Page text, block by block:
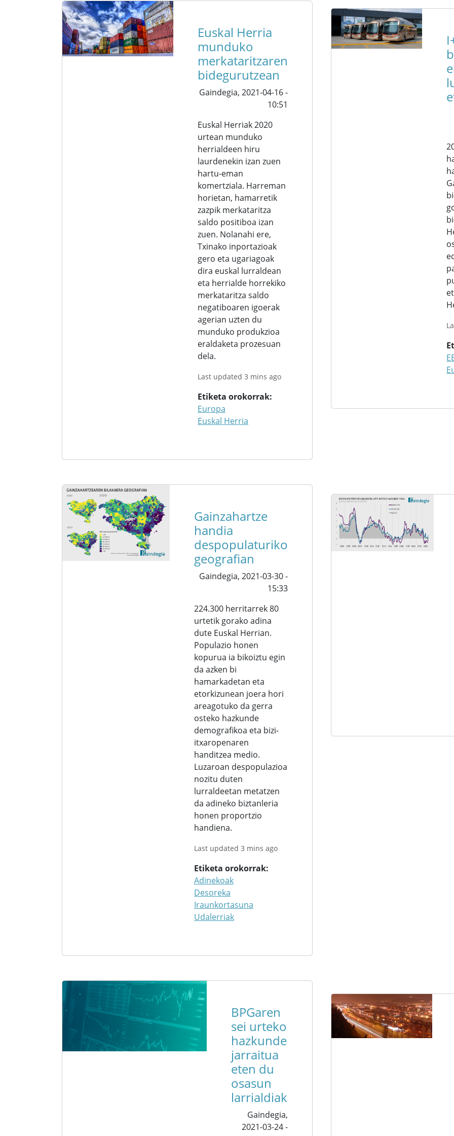
Euskal Herria
munduko
merkataritzaren
bidegurutzean
Gaindegia, 2021-04-16 -
10:51
Euskal Herriak 2020
urtean munduko
herrialdeen hiru
laurdenekin izan zuen
hartu-eman
komertziala. Harreman
horietan, hamarretik
zazpik merkataritza
saldo positiboa izan
zuen. Nolanahi ere,
Txinako inportazioak
gero eta ugariagoak
dira euskal lurraldean
eta herrialde horrekiko
merkataritza saldo
negatiboaren igoerak
agerian uzten du
munduko produkzioa
eraldaketa prozesuan
dela.
Last updated 3 mins ago
Etiketa orokorrak
Europa
Euskal Herria
Gainzahartze
handia
despopulaturiko
geografian
Gaindegia, 2021-03-30 -
15:33
224.300 herritarrek 80
urtetik gorako adina
dute Euskal Herrian.
Populazio honen
kopurua ia bikoiztu egin
da azken bi
hamarkadetan eta
etorkizunean joera hori
areagotuko da gerra
osteko hazkunde
demografikoa eta bizi-
itxaropenaren
handitzea medio.
Luzaroan despopulazioa
nozitu duten
lurraldeetan metatzen
da adineko biztanleria
honen proportzio
handiena.
Last updated 3 mins ago
Etiketa orokorrak
Adinekoak
Desoreka
Iraunkortasuna
Udalerriak
BPGaren
sei urteko
hazkunde
jarraitua
eten du
osasun
larrialdiak
Gaindegia,
2021-03-24 -